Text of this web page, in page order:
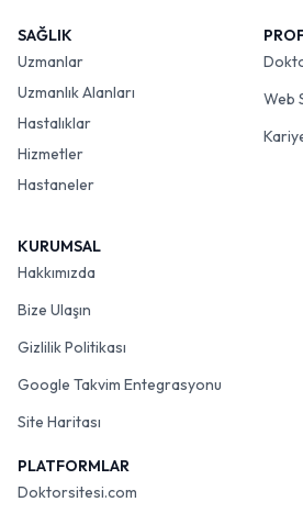
SAĞLIK
Uzmanlar
Uzmanlık Alanları
Hastalıklar
Hizmetler
Hastaneler
Web
KURUMSAL
Hakkımızda
Bize Ulaşın
Gizlilik Politikası
Google Takvim Entegrasyonu
Site Haritası
PLATFORMLAR
Doktorsitesi.com